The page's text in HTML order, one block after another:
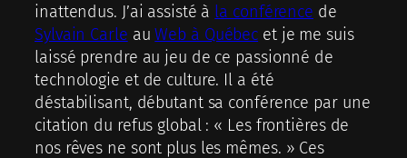
inattendus. J’ai assisté à la conférence de
Sylvain Carle auWeb à Québec et je me suis
laissé prendre au jeu de ce passionné de
technologie et de culture. Il a été
déstabilisant, débutant sa conférence par une
citation du refus global : « Les frontières de
nos rêves ne sont plus les mêmes. » Ces